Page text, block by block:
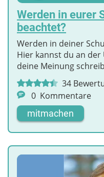
Werden in eurer
beachtet?
Werden in deiner
Hier kannst du an
deine Meinung
34
0 Kommentare
mitmachen